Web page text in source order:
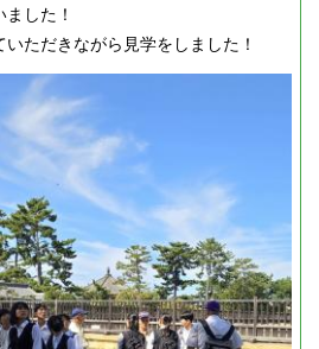
した！
ただきながら見学をしました！